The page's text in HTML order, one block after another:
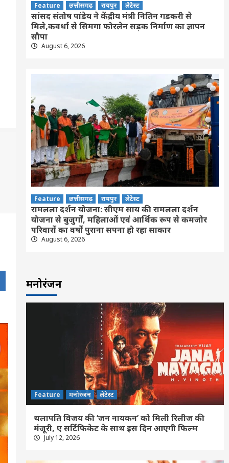
Feature छत्तीसगढ़ रायपुर लेटेस्ट
सांसद संतोष पांडेय ने केंद्रीय मंत्री नितिन गडकरी से
मिले,कवर्धा से सिमगा फोरलेन सड़क निर्माण का ज्ञापन
सौपा
August 6, 2026
Feature छत्तीसगढ़ रायपुर लेटेस्ट
रामलला दर्शन योजना: सीएम साय की रामलला दर्शन
योजना से बुजुर्गों, महिलाओं एवं आर्थिक रूप से कमजोर
परिवारों का वर्षों पुराना सपना हो रहा साकार
August 6, 2026
मनोरंजन
Feature मनोरंजन लेटेस्ट
थलापति विजय की ‘जन नायकन’ को मिली रिलीज की
मंजूरी, ए सर्टिफिकेट के साथ इस दिन आएगी फिल्म
July 12, 2026